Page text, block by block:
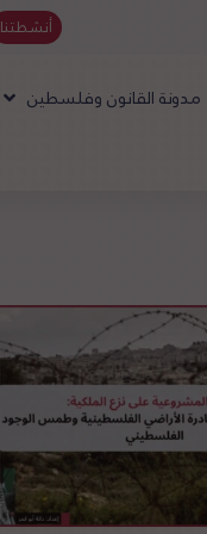
أنشطتنا
مدونة القانون وفلسطين